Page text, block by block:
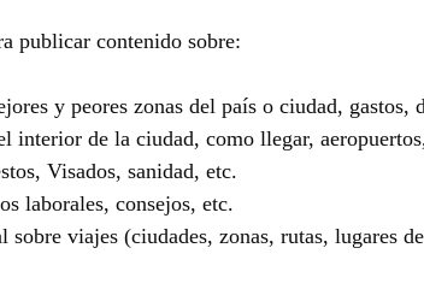
publicar contenido sobre:
y peores zonas del país o ciudad, gastos,
interior de la ciudad, como llegar,
Visados, sanidad, etc.
laborales, consejos, etc.
sobre viajes (ciudades, zonas, rutas, lugares